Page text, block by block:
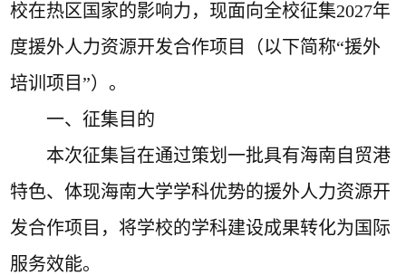
校在热区国家的影响力， 现面向全校征集2027年
度援外人力资源开发合作项目 （以下简称“援外
培训项目”） 。
一、征集目的
本次征集旨在通过策划一批具有海南自贸港
特色、体现海南大学学科优势的援外人力资源开
发合作项目 ，将学校的学科建设成果转化为国际
服务效能。